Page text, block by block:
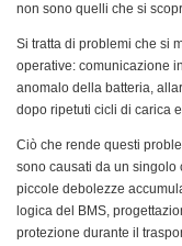
non sono quelli che si
Si tratta di problemi che si
operative: comunicazione
anomalo della batteria,
dopo ripetuti cicli di carica
Ciò che rende questi
sono causati da un singolo
piccole debolezze
logica del BMS,
protezione durante il